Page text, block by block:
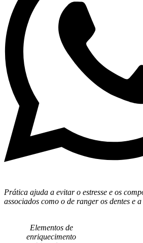
Prática ajuda a evitar o estresse e os
associados como o de ranger os dentes e
Elementos de
enriquecimento